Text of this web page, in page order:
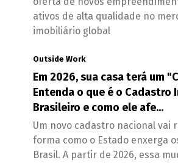
ativos de alta qualidade no
imobiliário global
Outside Work
Em 2026, sua casa terá um
Entenda o que é o Cadastro
Brasileiro e como ele afe...
Um novo cadastro nacional vai
forma como o Estado enxerga
Brasil. A partir de 2026, essa